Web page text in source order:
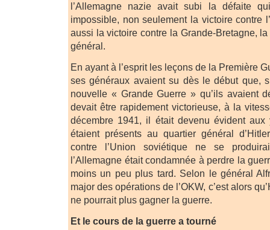
l’Allemagne nazie avait subi la défaite
impossible, non seulement la victoire contre
aussi la victoire contre la Grande-Bretagne,
général.
En ayant à l’esprit les leçons de la Première
ses généraux avaient su dès le début que,
nouvelle « Grande Guerre » qu’ils avaient
devait être rapidement victorieuse, à la
décembre 1941, il était devenu évident
étaient présents au quartier général
contre l’Union soviétique ne se
l’Allemagne était condamnée à perdre la
moins un peu plus tard. Selon le général
major des opérations de l’OKW, c’est alors
ne pourrait plus gagner la guerre.
Et le cours de la guerre a tourné